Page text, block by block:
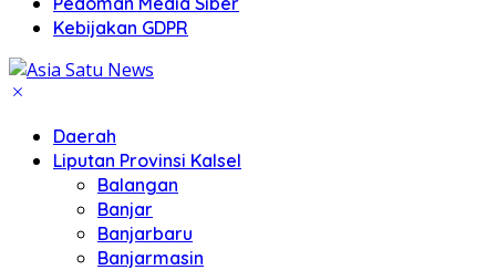
Kebijakan GDPR
Daerah
Liputan Provinsi Kalsel
Balangan
Banjar
Banjarbaru
Banjarmasin